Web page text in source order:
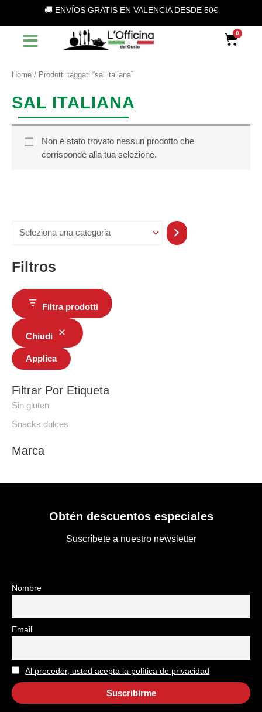
contenuto
🚚 ENVÍOS GRATIS EN VALENCIA DESDE 50€
l
o
u
a
Filtros
Filtra prodotti
Chiudi
Applica
Filtrar Por Etiqueta
Sin gluten
Snacks dulces
Marca
Home / Prodotti taggati “sal italiana”
SAL ITALIANA
Non è stato trovato nessun prodotto che
corrisponde alla tua selezione.
Obtén descuentos especiales
Suscríbete a nuestro newsletter
Nombre
Email
Al proceder, usted acepta la política de privacidad